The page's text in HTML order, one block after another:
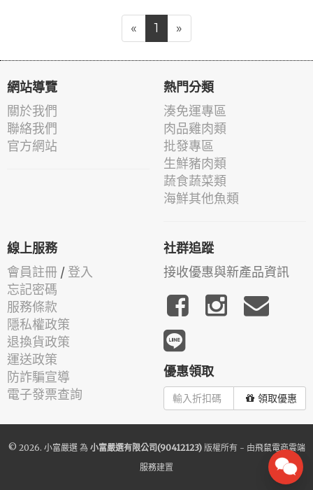
« 1 »
網站導覽
關於我們
聯絡我們
官方網站
熱門分類
湊免運專區
肉品雞肉類
批發專區
生鮮豬肉類
蔬食蔬菜類
海鮮其他魚類
線上服務
會員註冊 / 登入
忘記密碼
服務條款
隱私權政策
退換貨政策
運送政策
防詐騙宣導
電子發票查詢
社群追蹤
接收優惠與新產品資訊
優惠領取
領取優惠
© 2026. 小富嚴選為 小富嚴選有限公司(90412123)版權所有 - 由飛鼠電商雲端
服務建置